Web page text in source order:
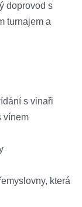
doprovod s
turnajem a
s vinaři
vínem
která